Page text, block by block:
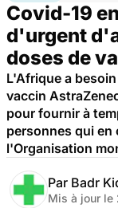
Covid-19
d'urgent
doses de
L'Afrique a
vaccin
pour fournir à
personnes qui en
l'Organisation
Par Badr
Mis à jour le